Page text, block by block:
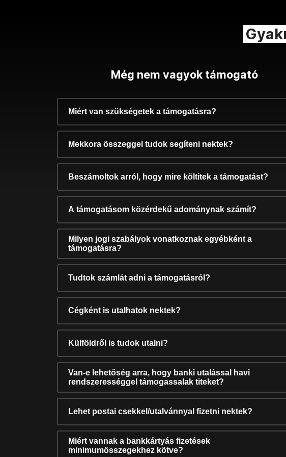
Még nem vagyok támogató
Miért van szükségetek a támogatásra?
Mekkora összeggel tudok segíteni nektek?
Beszámoltok arról, hogy mire költitek a támogatást?
A támogatásom közérdekű adománynak számít?
Milyen jogi szabályok vonatkoznak egyébként a
támogatásra?
Tudtok számlát adni a támogatásról?
Cégként is utalhatok nektek?
Külföldről is tudok utalni?
Van-e lehetőség arra, hogy banki utalással havi
rendszerességgel támogassalak titeket?
Lehet postai csekkel/utalvánnyal fizetni nektek?
Miért vannak a bankkártyás fizetések
minimumösszegekhez kötve?